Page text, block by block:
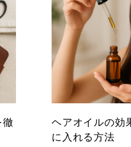
徹
ヘアオイルの効
に入れる方法